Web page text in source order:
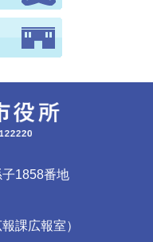
1858番地
課広報室）